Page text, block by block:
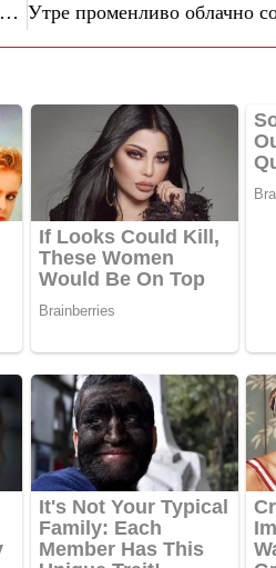
Уметничката колекција на ЕВН од Австрија одбележува 30-годишен јубилеј со автентична изложба во Скопје